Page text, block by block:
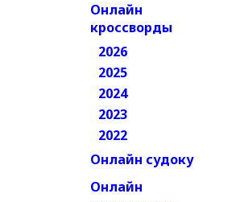
Онлайн
кроссворды
2026
2025
2024
2023
2022
Онлайн судоку
Онлайн